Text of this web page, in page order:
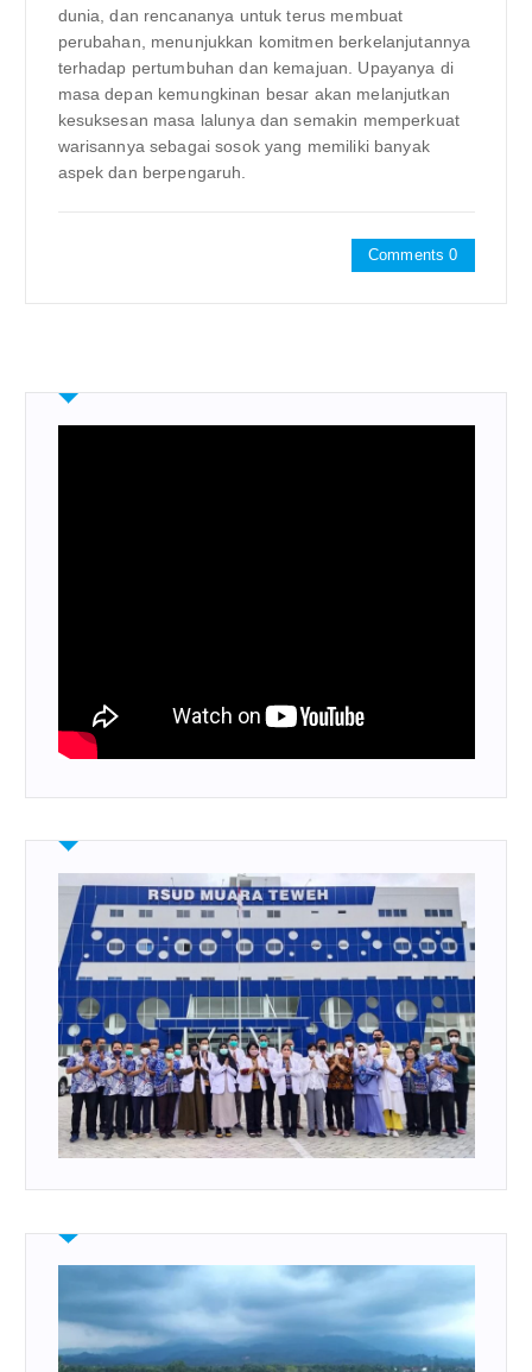
dunia, dan rencananya untuk terus membuat
perubahan, menunjukkan komitmen berkelanjutannya
terhadap pertumbuhan dan kemajuan. Upayanya di
masa depan kemungkinan besar akan melanjutkan
kesuksesan masa lalunya dan semakin memperkuat
warisannya sebagai sosok yang memiliki banyak
aspek dan berpengaruh.
Comments 0